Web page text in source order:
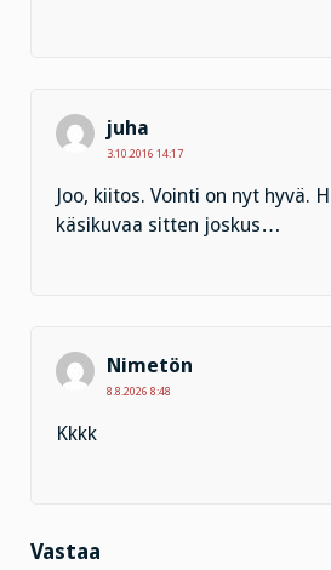
juha
3.10.2016 14:17
Joo, kiitos. Vointi on nyt hyvä.
käsikuvaa sitten joskus…
Nimetön
8.8.2026 8:48
Kkkk
Vastaa